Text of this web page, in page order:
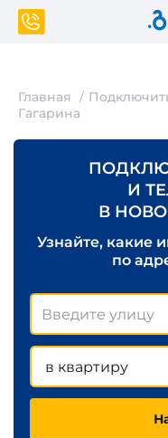
Главная
Гагарина
И
В
Узнайте, какие
по
в квартиру